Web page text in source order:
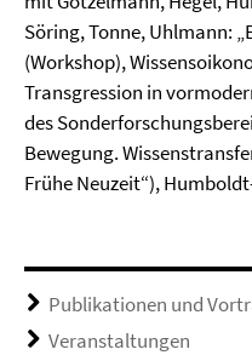
Söring, Tonne, Uhlmann:
(Workshop),
Transgression in
des
Bewegung.
Frühe Neuzeit“),
Publikationen und
Veranstaltungen